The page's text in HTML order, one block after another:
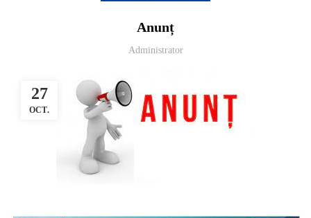
Anunț
Administrator
27
OCT.